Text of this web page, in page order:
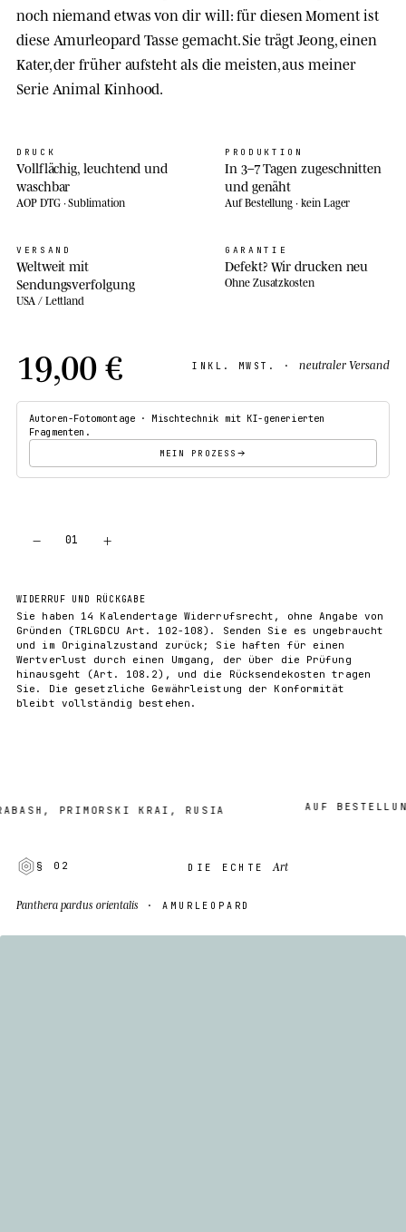
noch niemand etwas von dir will: für diesen Moment ist
diese Amurleopard Tasse gemacht. Sie trägt Jeong, einen
Kater, der früher aufsteht als die meisten, aus meiner
Serie Animal Kinhood.
DRUCK
Vollflächig, leuchtend und
waschbar
AOP DTG · Sublimation
PRODUKTION
In 3–7 Tagen zugeschnitten
und genäht
Auf Bestellung · kein Lager
VERSAND
Weltweit mit
Sendungsverfolgung
USA / Lettland
GARANTIE
Defekt? Wir drucken neu
Ohne Zusatzkosten
19,00 € INKL. MWST. · neutraler Versand
Autoren-Fotomontage · Mischtechnik mit KI-generierten
Fragmenten.
MEIN PROZESS
− 01 +
WIDERRUF UND RÜCKGABE
Sie haben 14 Kalendertage Widerrufsrecht, ohne Angabe von
Gründen (TRLGDCU Art. 102-108). Senden Sie es ungebraucht
und im Originalzustand zurück; Sie haften für einen
Wertverlust durch einen Umgang, der über die Prüfung
hinausgeht (Art. 108.2), und die Rücksendekosten tragen
Sie. Die gesetzliche Gewährleistung der Konformität
bleibt vollständig bestehen.
PRIMORSKI KRAI, RUSIA AUF BESTELLUNG
§ 02 DIE ECHTEArt
Panthera pardus orientalis · AMURLEOPARD